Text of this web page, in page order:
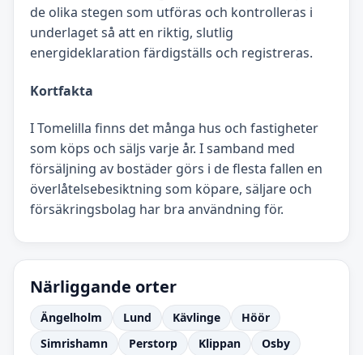
de olika stegen som utföras och kontrolleras i
underlaget så att en riktig, slutlig
energideklaration färdigställs och registreras.
Kortfakta
I Tomelilla finns det många hus och fastigheter
som köps och säljs varje år. I samband med
försäljning av bostäder görs i de flesta fallen en
överlåtelsebesiktning som köpare, säljare och
försäkringsbolag har bra användning för.
Närliggande orter
Ängelholm Lund Kävlinge
Höör
Simrishamn
Perstorp Klippan
Osby